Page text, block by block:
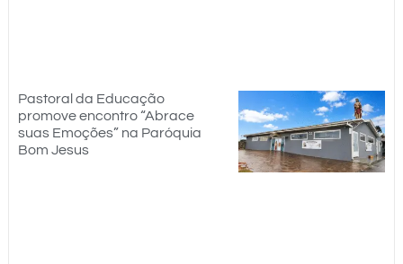
Pastoral da Educação
promove encontro “Abrace
suas Emoções” na Paróquia
Bom Jesus